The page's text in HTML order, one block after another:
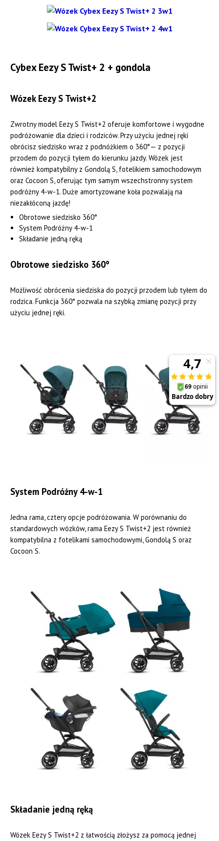
Cybex Eezy S Twist+ 2 + gondola
Wózek Eezy S Twist+2
Zwrotny model Eezy S Twist+2 oferuje komfortowe i wygodne
podróżowanie dla dzieci i rodziców. Przy użyciu jednej ręki
obrócisz siedzisko wraz z podnóżkiem o 360°— z pozycji
przodem do pozycji tyłem do kierunku jazdy. Wózek jest
również kompatybilny z Gondolą S, fotelikiem samochodowym
oraz Cocoon S, oferując tym samym wszechstronny system
podróżny 4-w-1. Duże amortyzowane koła pozwalają na
niezakłóconą jazdę!
Obrotowe siedzisko 360°
System Podróżny 4-w-1
Składanie jedną ręką
Obrotowe siedzisko 360°
Możliwość obrócenia siedziska do pozycji przodem lub tyłem do
rodzica. Funkcja 360° pozwala na szybką zmianę pozycji przy
użyciu jednej ręki.
System Podróżny 4-w-1
Jedna rama, cztery opcje podróżowania. W porównaniu do
standardowych wózków, rama Eezy S Twist+2 jest również
kompatybilna z fotelikami samochodowymi, Gondolą S oraz
Cocoon S.
Składanie jedną ręką
Wózek Eezy S Twist+2 z łatwością złożysz za pomocą jednej